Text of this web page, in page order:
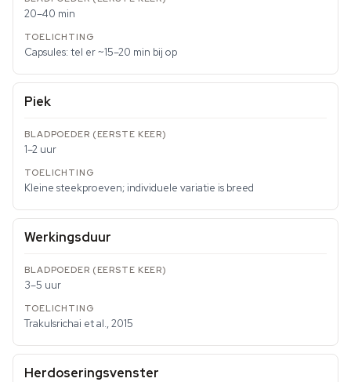
20–40 min
Capsules: tel er ~15–20 min bij op
Piek
1–2 uur
Kleine steekproeven; individuele variatie is breed
Werkingsduur
3–5 uur
Trakulsrichai et al., 2015
Herdoseringsvenster